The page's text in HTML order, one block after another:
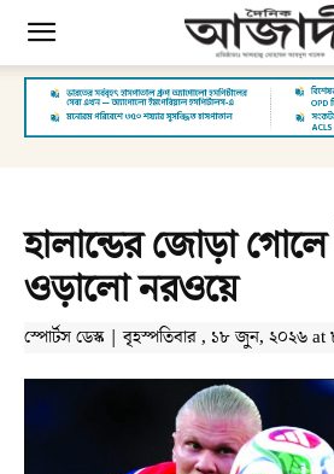
হালান্ডের জোড়া
ওড়ালো নরওয়ে
স্পোর্টস ডেস্ক | বৃহস্পতিবার , ১৮ জুন, ২০২৬ at